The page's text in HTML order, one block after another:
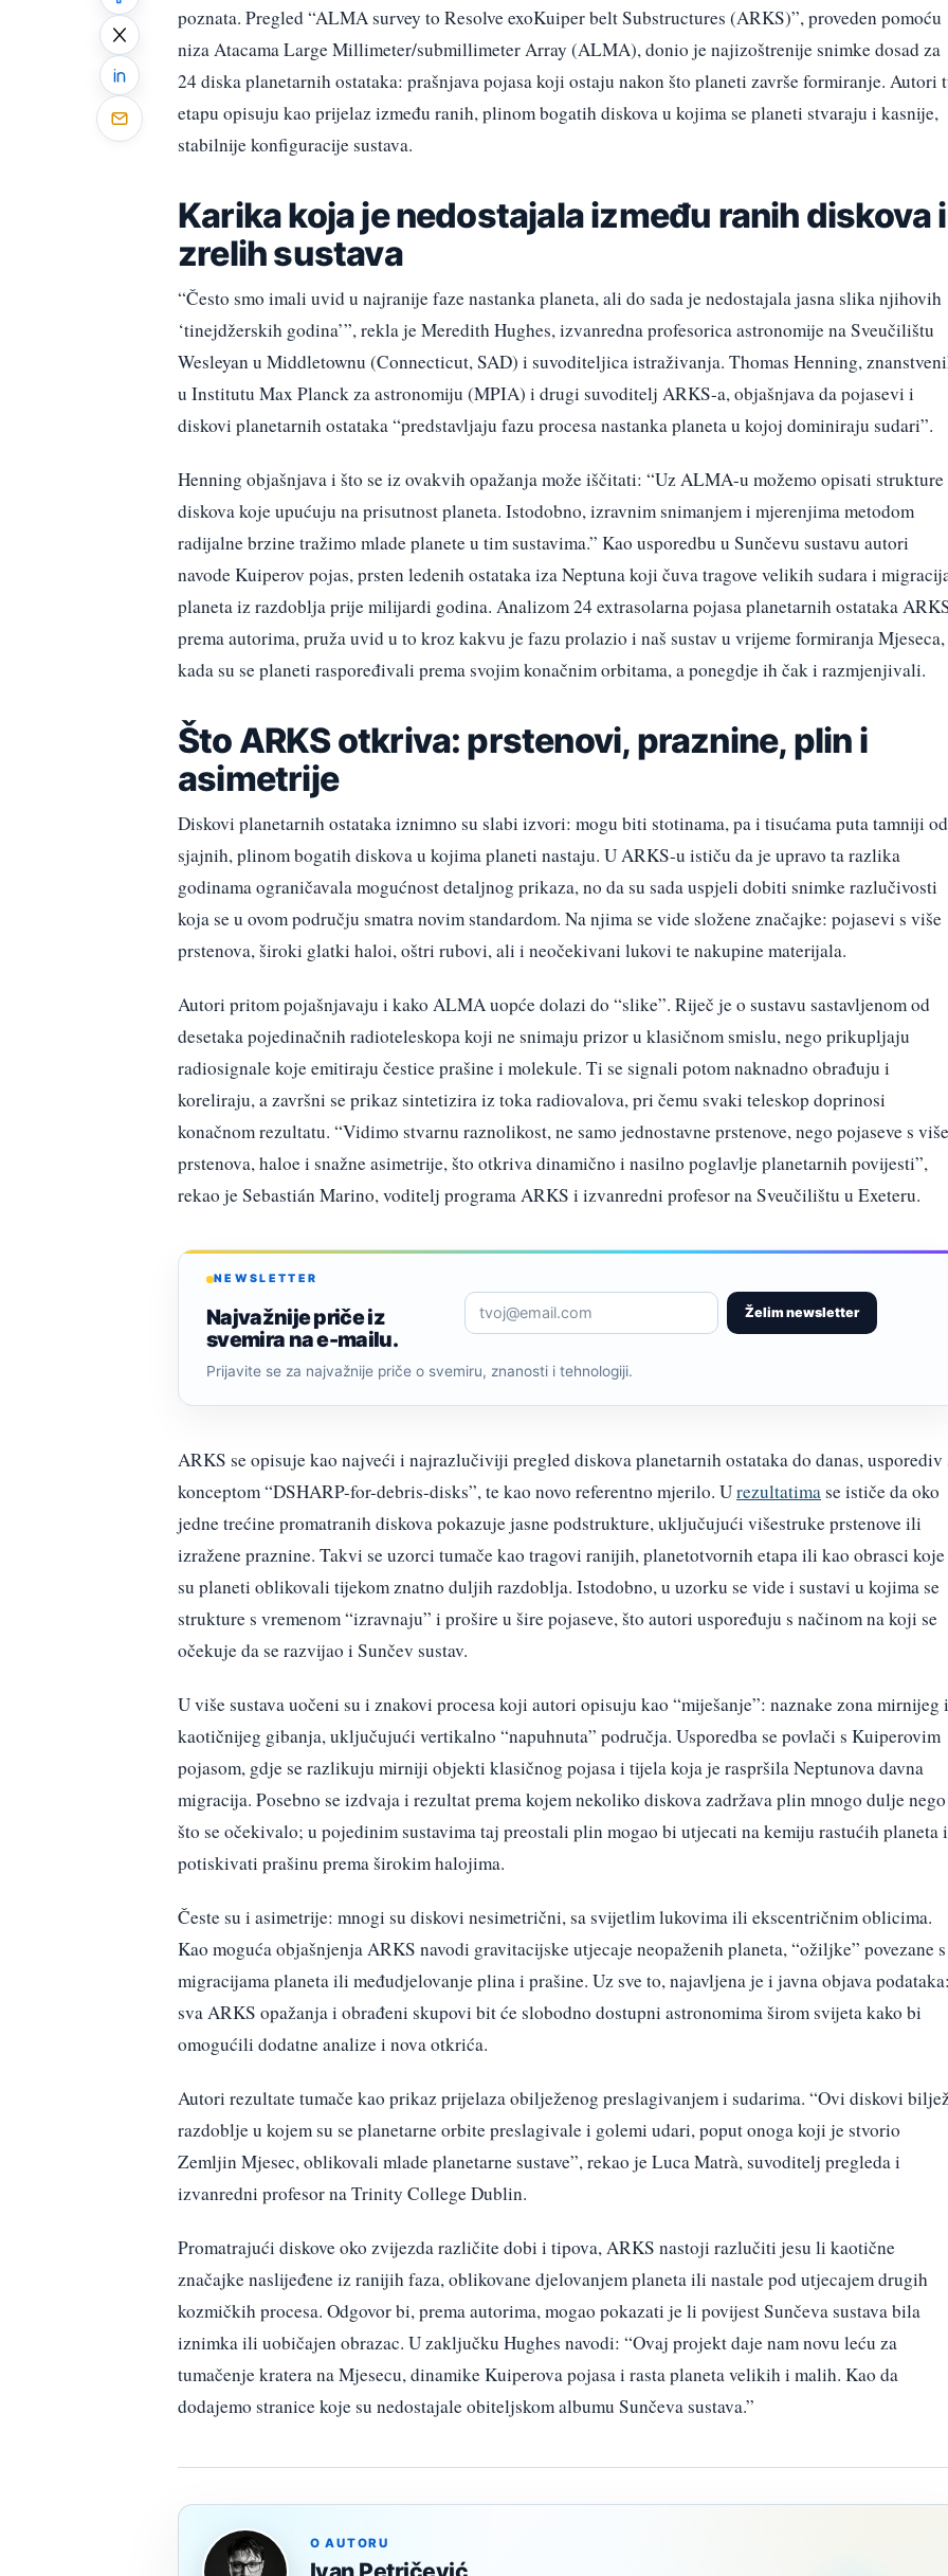
poznata. Pregled “ALMA survey to Resolve exoKuiper belt Substructures (ARKS)”, proveden pomoću
niza Atacama Large Millimeter/submillimeter Array (ALMA), donio je najizoštrenije snimke dosad za
24 diska planetarnih ostataka: prašnjava pojasa koji ostaju nakon što planeti završe formiranje. Autori
etapu opisuju kao prijelaz između ranih, plinom bogatih diskova u kojima se planeti stvaraju i kasnije,
stabilnije konfiguracije sustava.
Karika koja je nedostajala između ranih diskova i
zrelih sustava
“Često smo imali uvid u najranije faze nastanka planeta, ali do sada je nedostajala jasna slika njihovih
‘tinejdžerskih godina’”, rekla je Meredith Hughes, izvanredna profesorica astronomije na Sveučilištu
Wesleyan u Middletownu (Connecticut, SAD) i suvoditeljica istraživanja. Thomas Henning,
u Institutu Max Planck za astronomiju (MPIA) i drugi suvoditelj ARKS-a, objašnjava da pojasevi i
diskovi planetarnih ostataka “predstavljaju fazu procesa nastanka planeta u kojoj dominiraju sudari”.
Henning objašnjava i što se iz ovakvih opažanja može iščitati: “Uz ALMA-u možemo opisati strukture
diskova koje upućuju na prisutnost planeta. Istodobno, izravnim snimanjem i mjerenjima metodom
radijalne brzine tražimo mlade planete u tim sustavima.” Kao usporedbu u Sunčevu sustavu autori
navode Kuiperov pojas, prsten ledenih ostataka iza Neptuna koji čuva tragove velikih sudara i
planeta iz razdoblja prije milijardi godina. Analizom 24 extrasolarna pojasa planetarnih ostataka
prema autorima, pruža uvid u to kroz kakvu je fazu prolazio i naš sustav u vrijeme formiranja Mjeseca,
kada su se planeti raspoređivali prema svojim konačnim orbitama, a ponegdje ih čak i razmjenjivali.
Što ARKS otkriva: prstenovi, praznine, plin i
asimetrije
Diskovi planetarnih ostataka iznimno su slabi izvori: mogu biti stotinama, pa i tisućama puta tamniji od
sjajnih, plinom bogatih diskova u kojima planeti nastaju. U ARKS-u ističu da je upravo ta razlika
godinama ograničavala mogućnost detaljnog prikaza, no da su sada uspjeli dobiti snimke razlučivosti
koja se u ovom području smatra novim standardom. Na njima se vide složene značajke: pojasevi s više
prstenova, široki glatki haloi, oštri rubovi, ali i neočekivani lukovi te nakupine materijala.
Autori pritom pojašnjavaju i kako ALMA uopće dolazi do “slike”. Riječ je o sustavu sastavljenom od
desetaka pojedinačnih radioteleskopa koji ne snimaju prizor u klasičnom smislu, nego prikupljaju
radiosignale koje emitiraju čestice prašine i molekule. Ti se signali potom naknadno obrađuju i
koreliraju, a završni se prikaz sintetizira iz toka radiovalova, pri čemu svaki teleskop doprinosi
konačnom rezultatu. “Vidimo stvarnu raznolikost, ne samo jednostavne prstenove, nego pojaseve s više
prstenova, haloe i snažne asimetrije, što otkriva dinamično i nasilno poglavlje planetarnih povijesti”,
rekao je Sebastián Marino, voditelj programa ARKS i izvanredni profesor na Sveučilištu u Exeteru.
NEWSLETTER
Najvažnije priče iz
svemira na e-mailu.
Želim newsletter
Prijavite se za najvažnije priče o svemiru, znanosti i tehnologiji.
ARKS se opisuje kao najveći i najrazlučiviji pregled diskova planetarnih ostataka do danas, usporediv
konceptom “DSHARP-for-debris-disks”, te kao novo referentno mjerilo. Urezultatimase ističe da oko
jedne trećine promatranih diskova pokazuje jasne podstrukture, uključujući višestruke prstenove ili
izražene praznine. Takvi se uzorci tumače kao tragovi ranijih, planetotvornih etapa ili kao obrasci koje
su planeti oblikovali tijekom znatno duljih razdoblja. Istodobno, u uzorku se vide i sustavi u kojima se
strukture s vremenom “izravnaju” i prošire u šire pojaseve, što autori uspoređuju s načinom na koji se
očekuje da se razvijao i Sunčev sustav.
U više sustava uočeni su i znakovi procesa koji autori opisuju kao “miješanje”: naznake zona mirnijeg i
kaotičnijeg gibanja, uključujući vertikalno “napuhnuta” područja. Usporedba se povlači s Kuiperovim
pojasom, gdje se razlikuju mirniji objekti klasičnog pojasa i tijela koja je raspršila Neptunova davna
migracija. Posebno se izdvaja i rezultat prema kojem nekoliko diskova zadržava plin mnogo dulje nego
što se očekivalo; u pojedinim sustavima taj preostali plin mogao bi utjecati na kemiju rastućih planeta
potiskivati prašinu prema širokim halojima.
Česte su i asimetrije: mnogi su diskovi nesimetrični, sa svijetlim lukovima ili ekscentričnim oblicima.
Kao moguća objašnjenja ARKS navodi gravitacijske utjecaje neopaženih planeta, “ožiljke” povezane s
migracijama planeta ili međudjelovanje plina i prašine. Uz sve to, najavljena je i javna objava
sva ARKS opažanja i obrađeni skupovi bit će slobodno dostupni astronomima širom svijeta kako bi
omogućili dodatne analize i nova otkrića.
Autori rezultate tumače kao prikaz prijelaza obilježenog preslagivanjem i sudarima. “Ovi diskovi
razdoblje u kojem su se planetarne orbite preslagivale i golemi udari, poput onoga koji je stvorio
Zemljin Mjesec, oblikovali mlade planetarne sustave”, rekao je Luca Matrà, suvoditelj pregleda i
izvanredni profesor na Trinity College Dublin.
Promatrajući diskove oko zvijezda različite dobi i tipova, ARKS nastoji razlučiti jesu li kaotične
značajke naslijeđene iz ranijih faza, oblikovane djelovanjem planeta ili nastale pod utjecajem drugih
kozmičkih procesa. Odgovor bi, prema autorima, mogao pokazati je li povijest Sunčeva sustava bila
iznimka ili uobičajen obrazac. U zaključku Hughes navodi: “Ovaj projekt daje nam novu leću za
tumačenje kratera na Mjesecu, dinamike Kuiperova pojasa i rasta planeta velikih i malih. Kao da
dodajemo stranice koje su nedostajale obiteljskom albumu Sunčeva sustava.”
O AUTORU